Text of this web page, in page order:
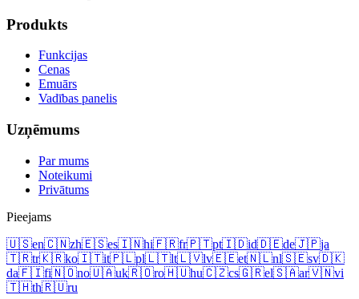
Produkts
Funkcijas
Cenas
Emuārs
Vadības panelis
Uzņēmums
Par mums
Noteikumi
Privātums
Pieejams
🇺🇸en🇨🇳zh🇪🇸es🇮🇳hi🇫🇷fr🇵🇹pt🇮🇩id🇩🇪de🇯🇵ja
🇹🇷tr🇰🇷ko🇮🇹it🇵🇱pl🇱🇹lt🇱🇻lv🇪🇪et🇳🇱nl🇸🇪sv🇩🇰
da🇫🇮fi🇳🇴no🇺🇦uk🇷🇴ro🇭🇺hu🇨🇿cs🇬🇷el🇸🇦ar🇻🇳vi
🇹🇭th🇷🇺ru